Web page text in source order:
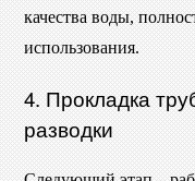
качества воды,
использования.
4. Прокладка
разводки